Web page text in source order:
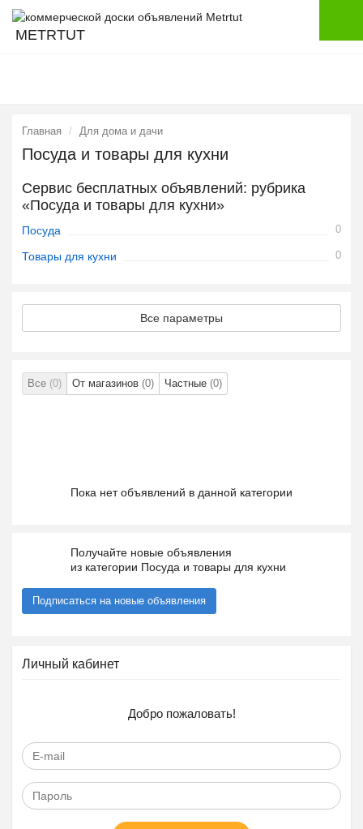
METRTUT
Главная Для дома и дачи
Посуда и товары для кухни
Сервис бесплатных объявлений: рубрика
«Посуда и товары для кухни»
Посуда 0
Товары для кухни 0
Все параметры
Все (0) От магазинов (0) Частные (0)
Пока нет объявлений в данной категории
Получайте новые объявления
из категории Посуда и товары для кухни
Подписаться на новые объявления
Личный кабинет
Добро пожаловать!